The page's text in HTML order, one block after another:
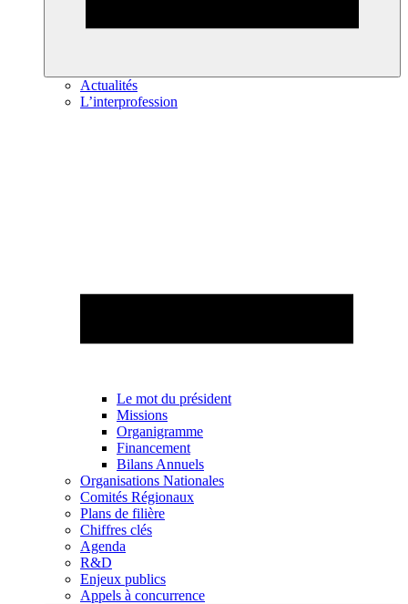
Actualités
L’interprofession
Le mot du président
Missions
Organigramme
Financement
Bilans Annuels
Organisations Nationales
Comités Régionaux
Plans de filière
Chiffres clés
Agenda
R&D
Enjeux publics
Appels à concurrence